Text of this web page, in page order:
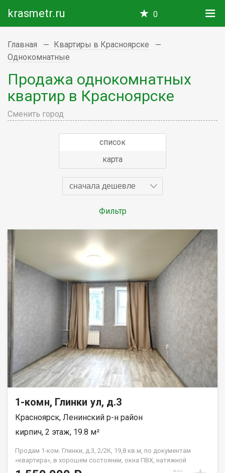
krasmetr.ru 0
Главная
Квартиры в Красноярске
Однокомнатные
Продажа однокомнатных
квартир в Красноярске
Сменить город
список
карта
сначала дешевле
Фильтр
1-комн, Глинки ул, д.3
Красноярск, Ленинский р-н район
кирпич, 2 этаж, 19.8 м²
Продам 1-ком. Глинки, д.3, 2/2К, 19,8 кв.м, по документам
«квартира», в хорошем состоянии, окна ПВХ, натяжной
потолок, на полу линолеум, совмещенный санузел. Квартира